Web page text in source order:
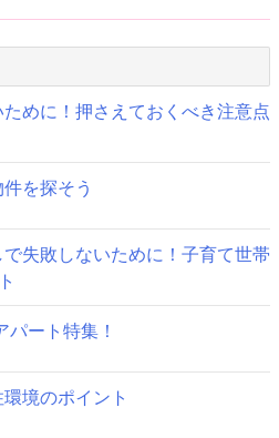
めに！押さえておくべき注意点
を探そう
失敗しないために！子育て世帯
ート特集！
境のポイント